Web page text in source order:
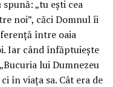
„tu eşti cea
noi”, căci Domnul îi
între oaia
Iar când înfăptuieşte
lui Dumnezeu
în viaţa sa. Cât era de